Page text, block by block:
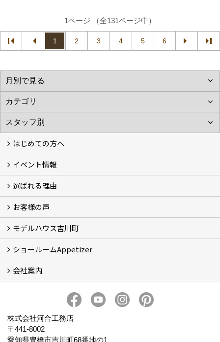
1ページ （全131ページ中）
1 2 3 4 5 6
はじめての方へ
フォトギャラリー
性能について
自然素材のお家
オーナー様のおうち訪問
イベント情報
イベント情報
選ばれる理由
5つのやさしさ宣言
3つのプロ宣言
お家づくりスケジュール
お客様の声
お客様の声
モデルハウス吉川町
吉川町モデルハウス
ショールームAppetizer
Appetizer(ショールーム)
Appetizer(レンタルスペース)
会社案内
社長 河合智之の想い
求人情報 Recruit
株式会社河合工務店
〒441-8002
愛知県豊橋市吉川町68番地の1